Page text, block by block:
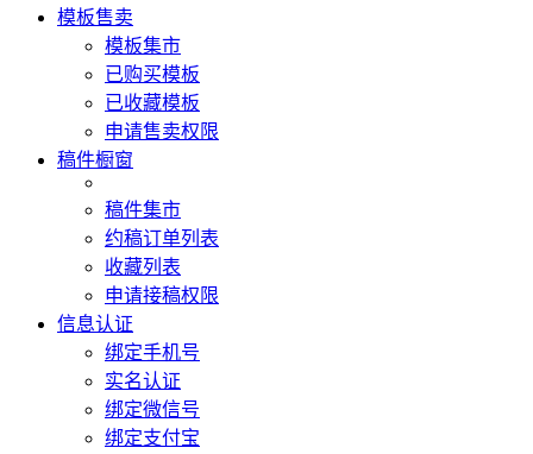
模板售卖
模板集市
已购买模板
已收藏模板
申请售卖权限
稿件橱窗
稿件集市
约稿订单列表
收藏列表
申请接稿权限
信息认证
绑定手机号
实名认证
绑定微信号
绑定支付宝